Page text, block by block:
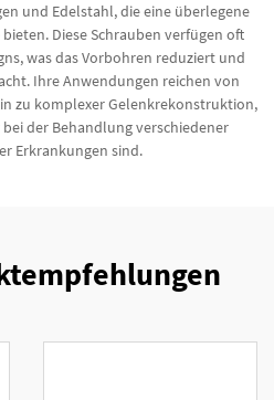
und Edelstahl, die eine überlegene
Diese Schrauben verfügen oft
was das Vorbohren reduziert und
Ihre Anwendungen reichen von
zu komplexer Gelenkrekonstruktion,
der Behandlung verschiedener
Erkrankungen sind.